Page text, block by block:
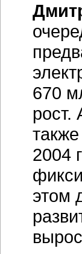
670
рост.
2004
этом